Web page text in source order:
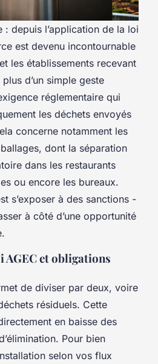
: depuis l’application de la loi
est devenu incontournable
les établissements recevant
d’un simple geste
réglementaire qui
les déchets envoyés
concerne notamment les
dont la séparation
dans les restaurants
ou encore les bureaux.
s’exposer à des sanctions -
à côté d’une opportunité
et obligations
de diviser par deux, voire
résiduels. Cette
en baisse des
Pour bien
selon vos flux